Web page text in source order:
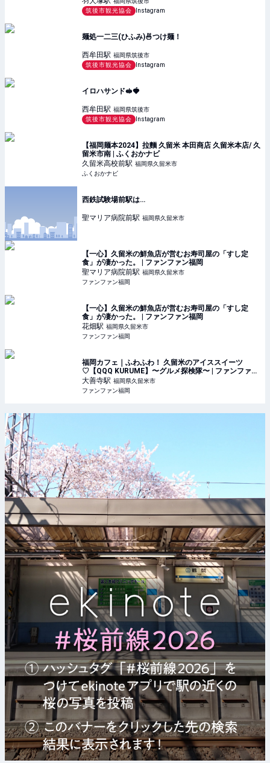
筑後市観光協会
Instagram
麺処一二三(ひふみ)🍜つけ麺！
西牟田駅 福岡県筑後市
筑後市観光協会
Instagram
イロハサンド🥪🍓
西牟田駅 福岡県筑後市
筑後市観光協会
Instagram
【福岡麺本2024】拉麵 久留米 本田商店 久留米本店/ 久
留米市南 | ふくおかナビ
久留米高校前駅 福岡県久留米市
ふくおかナビ
西鉄試験場前駅は…
聖マリア病院前駅 福岡県久留米市
【一心】久留米の鮮魚店が営むお寿司屋の「すし定
食」が凄かった。 | ファンファン福岡
聖マリア病院前駅 福岡県久留米市
ファンファン福岡
【一心】久留米の鮮魚店が営むお寿司屋の「すし定
食」が凄かった。 | ファンファン福岡
花畑駅 福岡県久留米市
ファンファン福岡
福岡カフェ｜ふわふわ！ 久留米のアイススイーツ
♡【QQQ KURUME】〜グルメ探検隊〜 | ファンファン
福岡
大善寺駅 福岡県久留米市
ファンファン福岡